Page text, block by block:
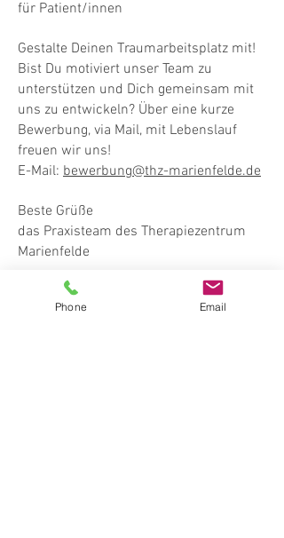
für Patient/innen
Gestalte Deinen Traumarbeitsplatz mit!
Bist Du motiviert unser Team zu
unterstützen und Dich gemeinsam mit
uns zu entwickeln? Über eine kurze
Bewerbung, via Mail, mit Lebenslauf
freuen wir uns!
E-Mail: bewerbung@thz-marienfelde.de
Beste Grüße
das Praxisteam des Therapiezentrum
Marienfelde
Stellenangebot herunterladen
Phone Email